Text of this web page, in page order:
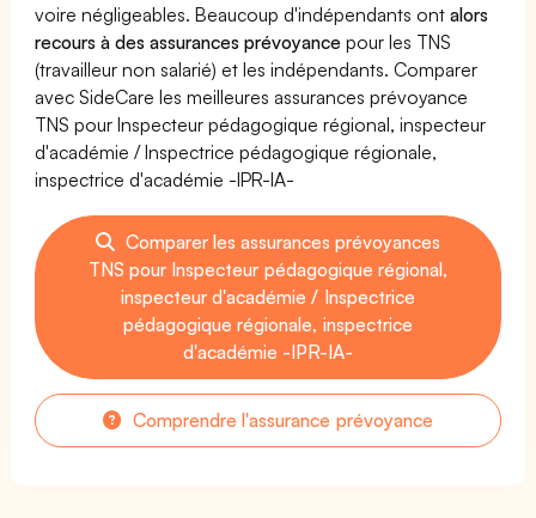
voire négligeables. Beaucoup d'indépendants ontalors
recours à des assurances prévoyance pour les TNS
(travailleur non salarié) et les indépendants. Comparer
avec SideCare les meilleures assurances prévoyance
TNS pour Inspecteur pédagogique régional, inspecteur
d'académie / Inspectrice pédagogique régionale,
inspectrice d'académie -IPR-IA-
Comparer les assurances prévoyances
TNS pour Inspecteur pédagogique régional,
inspecteur d'académie / Inspectrice
pédagogique régionale, inspectrice
d'académie -IPR-IA-
Comprendre l'assurance prévoyance